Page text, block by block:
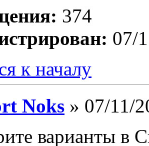
374
07/
к началу
Noks » 07/11/
варианты в